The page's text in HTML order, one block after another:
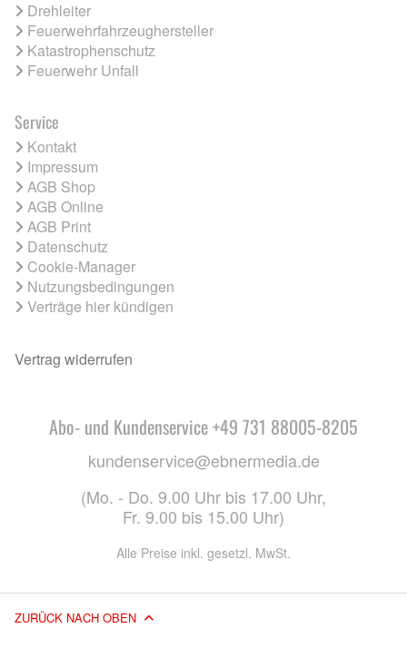
Drehleiter
Feuerwehrfahrzeughersteller
Katastrophenschutz
Feuerwehr Unfall
Service
Kontakt
Impressum
AGB Shop
AGB Online
AGB Print
Datenschutz
Cookie-Manager
Nutzungsbedingungen
Verträge hier kündigen
Vertrag widerrufen
Abo- und Kundenservice +49 731 88005-8205
kundenservice@ebnermedia.de
(Mo. - Do. 9.00 Uhr bis 17.00 Uhr,
Fr. 9.00 bis 15.00 Uhr)
Alle Preise inkl. gesetzl. MwSt.
ZURÜCK NACH OBEN